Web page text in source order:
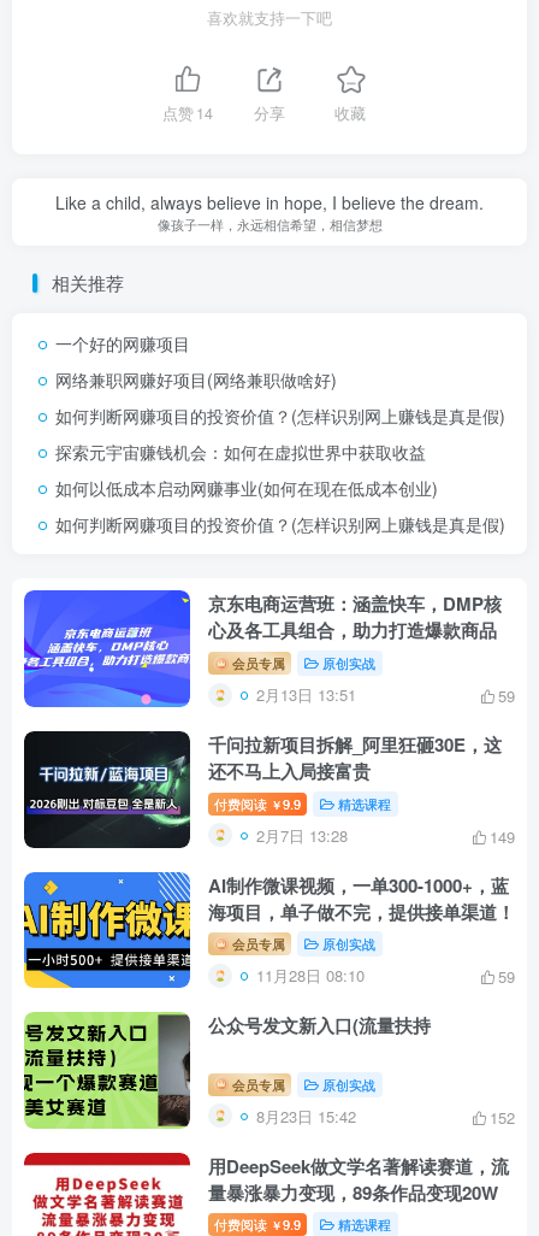
喜欢就支持一下吧
点赞14 分享 收藏
Like a child, always believe in hope, I believe the dream.
像孩子一样，永远相信希望，相信梦想
相关推荐
一个好的网赚项目
网络兼职网赚好项目(网络兼职做啥好)
如何判断网赚项目的投资价值？(怎样识别网上赚钱是真是假)
探索元宇宙赚钱机会：如何在虚拟世界中获取收益
如何以低成本启动网赚事业(如何在现在低成本创业)
如何判断网赚项目的投资价值？(怎样识别网上赚钱是真是假)
京东电商运营班：涵盖快车，DMP核
心及各工具组合，助力打造爆款商品
会员专属 原创实战
2月13日 13:51 59
千问拉新项目拆解_阿里狂砸30E，这
还不马上入局接富贵
付费阅读 ￥9.9 精选课程
2月7日 13:28 149
AI制作微课视频，一单300-1000+，蓝
海项目，单子做不完，提供接单渠道！
会员专属 原创实战
11月28日 08:10 59
公众号发文新入口(流量扶持
会员专属 原创实战
8月23日 15:42 152
用DeepSeek做文学名著解读赛道，流
量暴涨暴力变现，89条作品变现20W
付费阅读 ￥9.9 精选课程